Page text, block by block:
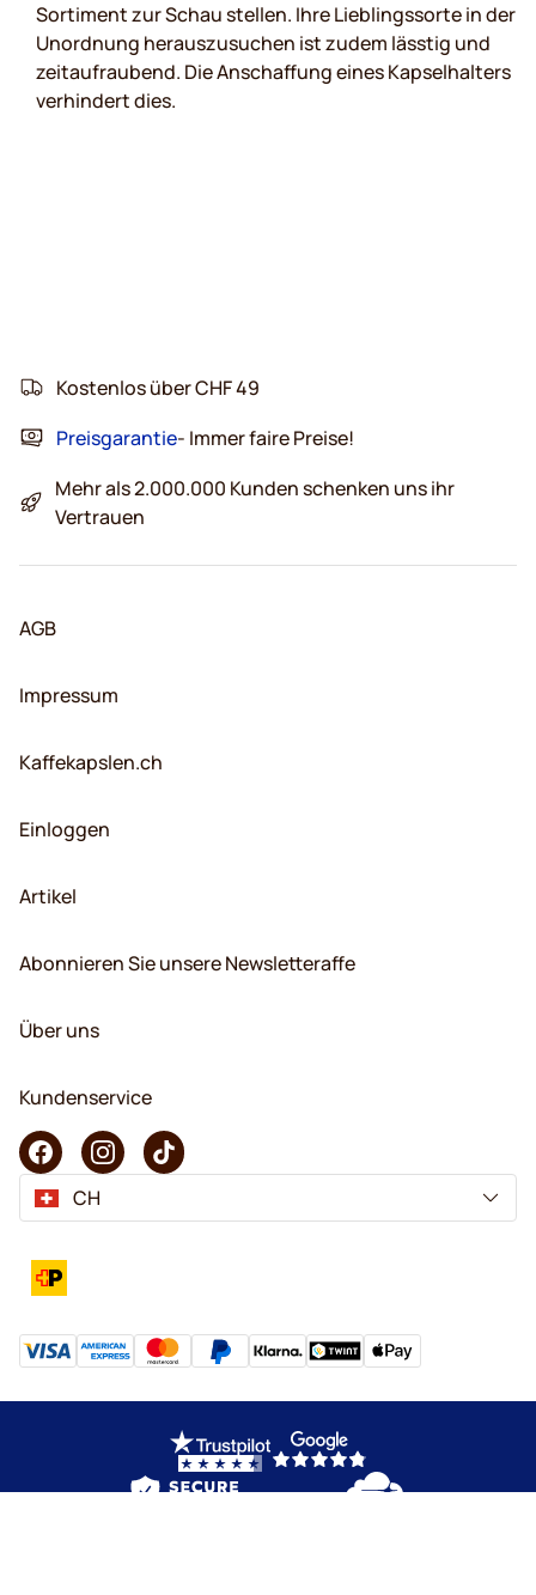
Sortiment zur Schau stellen. Ihre Lieblingssorte in der
Unordnung herauszusuchen ist zudem lässtig und
zeitaufraubend. Die Anschaffung eines Kapselhalters
verhindert dies.
Kostenlos über CHF 49
Preisgarantie- Immer faire Preise!
Mehr als 2.000.000 Kunden schenken uns ihr
Vertrauen
AGB
Impressum
Kaffekapslen.ch
Einloggen
Artikel
Abonnieren Sie unsere Newsletteraffe
Über uns
Kundenservice
CH